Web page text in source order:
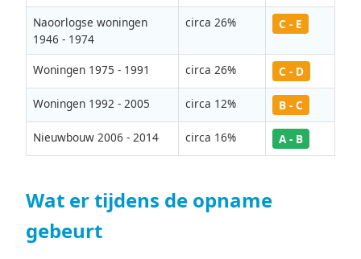
Naoorlogse woningen
1946 - 1974
circa 26% C - E
Woningen 1975 - 1991 circa 26% C - D
Woningen 1992 - 2005 circa 12% B - C
Nieuwbouw 2006 - 2014 circa 16% A - B
Wat er tijdens de opname
gebeurt